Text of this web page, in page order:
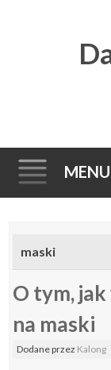
MENU
content
maski
O tym,
na maski
Dodaneprzez Kalong